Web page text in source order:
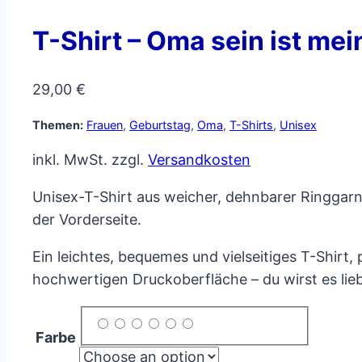
T-Shirt – Oma sein ist
29,00 €
Themen: Frauen, Geburtstag, Oma, T-Shirts, Unisex
inkl. MwSt. zzgl. Versandkosten
Unisex-T-Shirt aus weicher, dehnbarer
der Vorderseite.
Ein leichtes, bequemes und vielseitiges T-
hochwertigen Druckoberfläche – du wirst es
Farbe